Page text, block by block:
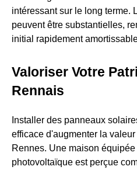
intéressant sur le long terme.
peuvent être substantielles,
initial rapidement
Valoriser Votre
Rennais
Installer des panneaux
efficace d'augmenter la
Rennes. Une maison
photovoltaïque est perçue